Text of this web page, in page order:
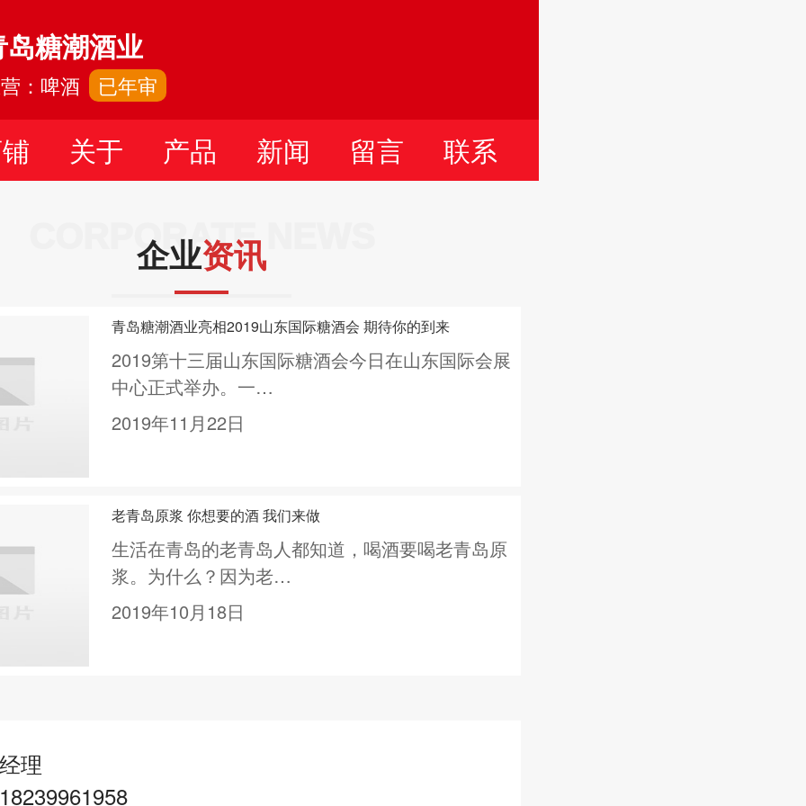
岛糖潮酒业
：啤酒 已年审
关于 产品 新闻 留言 联系
CORPORATE NEWS
企业资讯
青岛糖潮酒业亮相2019山东国际糖酒会 期待你的到来
2019第十三届山东国际糖酒会今日在山东国际会展
中心正式举办。一…
2019年11月22日
老青岛原浆 你想要的酒 我们来做
生活在青岛的老青岛人都知道，喝酒要喝老青岛原
浆。为什么？因为老…
2019年10月18日
理